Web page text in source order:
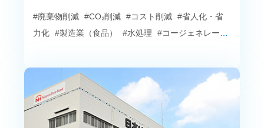
#廃棄物削減 #CO₂削減 #コスト削減 #省人化・省
力化 #製造業（食品） #水処理
#コージェネレーシ